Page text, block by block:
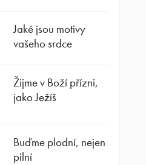
Jaké jsou motivy
vašeho srdce
Žijme v Boží přízni,
jako Ježíš
Buďme plodní, nejen
pilní